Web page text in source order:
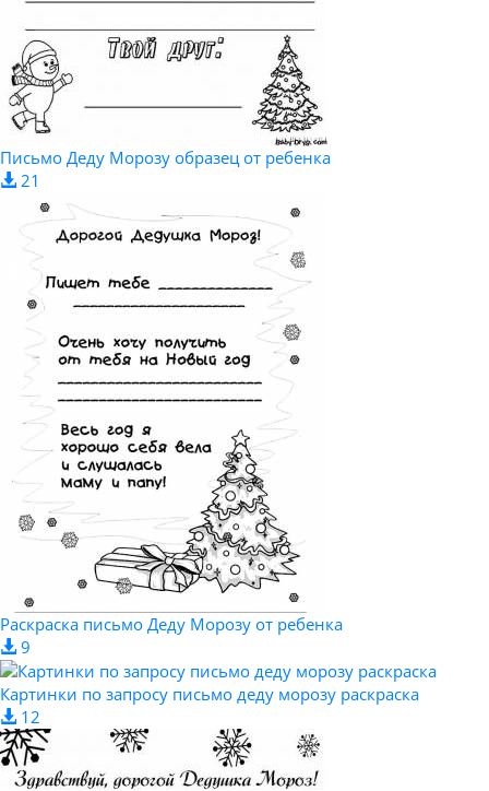
Письмо Деду Морозу образец от ребенка
21
Раскраска письмо Деду Морозу от ребенка
9
Картинки по запросу письмо деду морозу раскраска
12